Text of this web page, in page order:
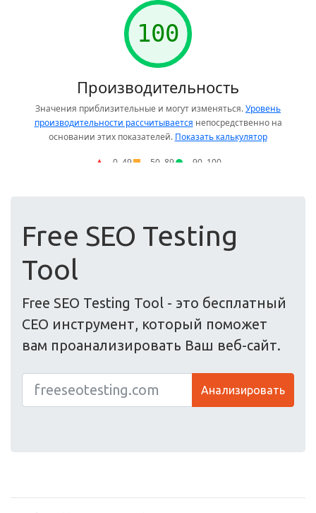
Free SEO Testing
Tool
Free SEO Testing Tool - это бесплатный
СЕО инструмент, который поможет
вам проанализировать Ваш веб-сайт.
Анализировать